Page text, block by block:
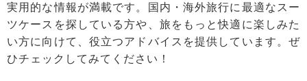
実用的な情報が満載です。国内・海外旅行に最適なスー
ツケースを探している方や、旅をもっと快適に楽しみた
い方に向けて、役立つアドバイスを提供しています。ぜ
ひチェックしてみてください！